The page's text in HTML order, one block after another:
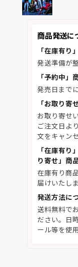
商品発送に
「在庫有り
発送準備が
「予約中」
発売日まで
「お取り寄
お取り寄せ
ご注文日よ
文をキャン
「在庫有
り寄せ」商
在庫有り商
届けいたしま
発送方法に
送料無料で
ださい。日
ール等を使